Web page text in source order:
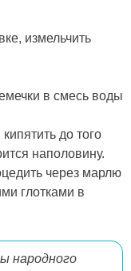
измельчить
в смесь воды
до того
наполовину.
через марлю
глотками в
народного